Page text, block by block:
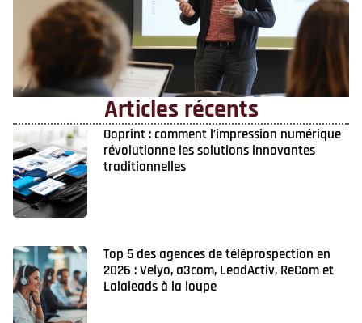
Articles récents
Ooprint : comment l’impression numérique
révolutionne les solutions innovantes
traditionnelles
Top 5 des agences de téléprospection en
2026 : Velyo, a3com, LeadActiv, ReCom et
Lalaleads à la loupe